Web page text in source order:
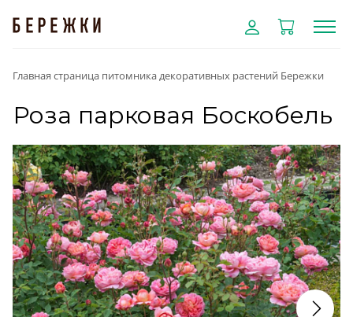
Главная страница питомника декоративных растений Бережки
Роза парковая Боскобель